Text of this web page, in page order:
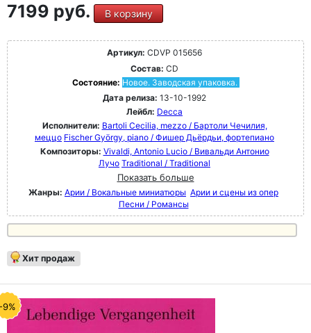
7199 руб. В корзину
Артикул: CDVP 015656
Состав: CD
Состояние: Новое. Заводская упаковка.
Дата релиза: 13-10-1992
Лейбл: Decca
Исполнители: Bartoli Cecilia, mezzo / Бартоли Чечилия,
меццо Fischer György, piano / Фишер Дьёрдьи, фортепиано
Композиторы: Vivaldi, Antonio Lucio / Вивальди Антонио
Лучо Traditional / Traditional
Показать больше
Жанры: Арии / Вокальные миниатюры Арии и сцены из опер
Песни / Романсы
Хит продаж
9%